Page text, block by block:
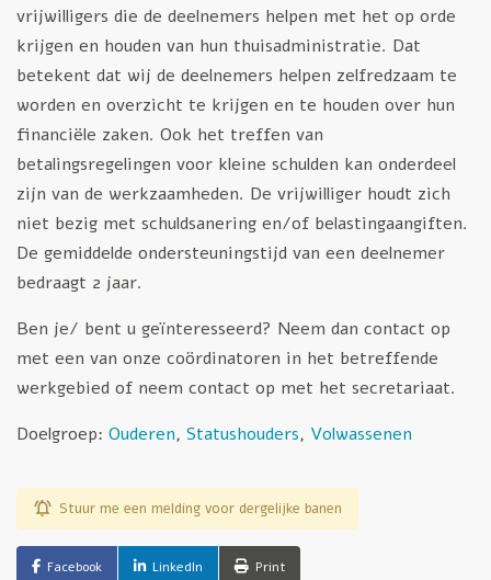
vrijwilligers die de deelnemers helpen met het op orde
krijgen en houden van hun thuisadministratie. Dat
betekent dat wij de deelnemers helpen zelfredzaam te
worden en overzicht te krijgen en te houden over hun
financiële zaken. Ook het treffen van
betalingsregelingen voor kleine schulden kan onderdeel
zijn van de werkzaamheden. De vrijwilliger houdt zich
niet bezig met schuldsanering en/of belastingaangiften.
De gemiddelde ondersteuningstijd van een deelnemer
bedraagt 2 jaar.
Ben je/ bent u geïnteresseerd? Neem dan contact op
met een van onze coördinatoren in het betreffende
werkgebied of neem contact op met het secretariaat.
Doelgroep: Ouderen, Statushouders, Volwassenen
Stuur me een melding voor dergelijke banen
Facebook LinkedIn Print